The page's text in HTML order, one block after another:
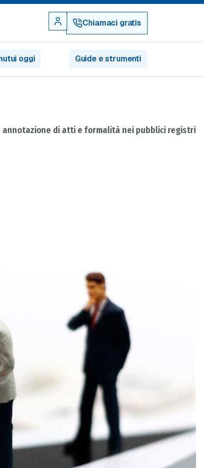
Chiamaci gratis
oggi Guide e strumenti
annotazione di atti e formalità nei pubblici registri